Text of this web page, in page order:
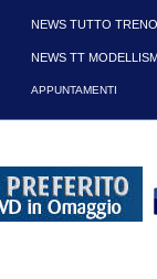
NEWS TUTTO
NEWS TT
APPUNTAMENTI